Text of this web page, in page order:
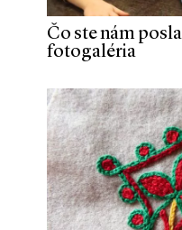
Čo ste nám
fotogaléria